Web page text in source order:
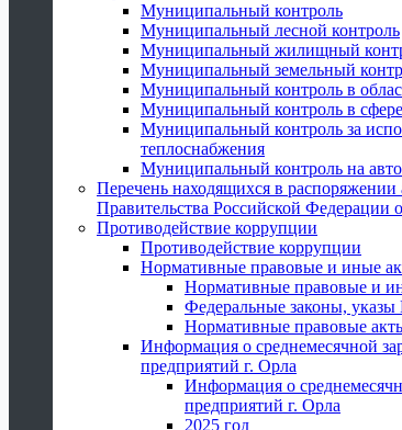
Муниципальный контроль
Муниципальный лесной контроль
Муниципальный жилищный
Муниципальный земельный
Муниципальный контроль в
Муниципальный контроль в сфере
Муниципальный контроль за
теплоснабжения
Муниципальный контроль на
Перечень находящихся в
Правительства Российской Федерации
Противодействие коррупции
Противодействие коррупции
Нормативные правовые и иные
Нормативные правовые и
Федеральные законы,
Нормативные правовые
Информация о среднемесячной
предприятий г. Орла
Информация о
предприятий г. Орла
2025 год